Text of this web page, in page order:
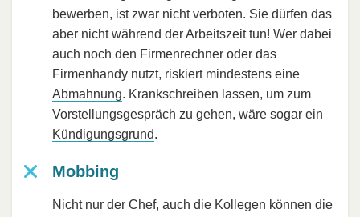
bewerben, ist zwar nicht verboten. Sie dürfen das
aber nicht während der Arbeitszeit tun! Wer dabei
auch noch den Firmenrechner oder das
Firmenhandy nutzt, riskiert mindestens eine
Abmahnung. Krankschreiben lassen, um zum
Vorstellungsgespräch zu gehen, wäre sogar ein
Kündigungsgrund.
Mobbing
Nicht nur der Chef, auch die Kollegen können die